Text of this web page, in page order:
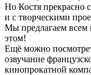
Но Костя прекрасно
и с творческими
Мы предлагаем всем
этом!
Ещё можно
озвучание
кинопрокатной